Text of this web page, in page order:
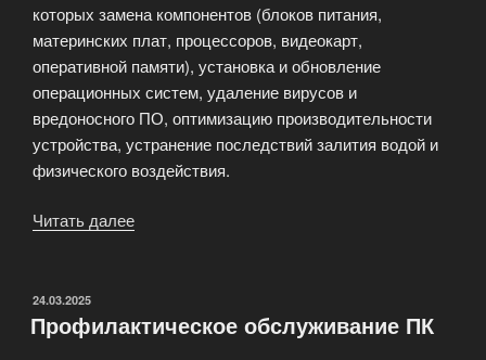
которых замена компонентов (блоков питания,
материнских плат, процессоров, видеокарт,
оперативной памяти), установка и обновление
операционных систем, удаление вирусов и
вредоносного ПО, оптимизацию производительности
устройства, устранение последствий залития водой и
физического воздействия.
Читать далее
ОПУБЛИКОВАНО
24.03.2025
Профилактическое обслуживание ПК